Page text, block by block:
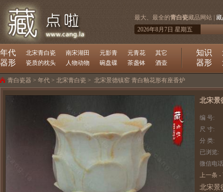
最大、最全的青白瓷藏品网站 |
2026年8月7日 星期五
年代 北宋青白瓷 南宋湖田 元影青 元青花 其它
器形 瓷质的枕头 人物动物 碗盘碟 茶盏钵 酒壶
知识
器形
青白瓷器 > 年代 > 北宋青白瓷 > 北宋景德镇窑 青白釉花形有座香炉
北宋景
编 号:
尺 寸:
分 类:
已浏览:
微信电
上一条 -
北宋景